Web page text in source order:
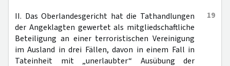
19
II. Das Oberlandesgericht hat die Tathandlungen
der Angeklagten gewertet als mitgliedschaftliche
Beteiligung an einer terroristischen Vereinigung
im Ausland in drei Fällen, davon in einem Fall in
Tateinheit mit „unerlaubter“ Ausübung der